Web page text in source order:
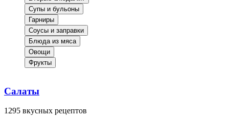
Супы и бульоны
Гарниры
Соусы и заправки
Блюда из мяса
Овощи
Фрукты
Салаты
1295 вкусных рецептов